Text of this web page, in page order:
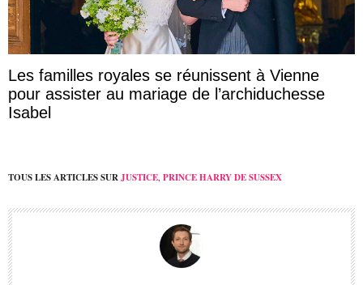
Les familles royales se réunissent à Vienne
pour assister au mariage de l’archiduchesse
Isabel
TOUS LES ARTICLES SURJUSTICE, PRINCE HARRY DE SUSSEX